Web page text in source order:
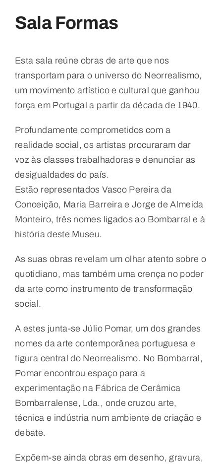
Sala Formas
Esta sala reúne obras de arte que nos
transportam para o universo do Neorrealismo,
um movimento artístico e cultural que ganhou
força em Portugal a partir da década de 1940.
Profundamente comprometidos com a
realidade social, os artistas procuraram dar
voz às classes trabalhadoras e denunciar as
desigualdades do país.
Estão representados Vasco Pereira da
Conceição, Maria Barreira e Jorge de Almeida
Monteiro, três nomes ligados ao Bombarral e à
história deste Museu.
As suas obras revelam um olhar atento sobre o
quotidiano, mas também uma crença no poder
da arte como instrumento de transformação
social.
A estes junta-se Júlio Pomar, um dos grandes
nomes da arte contemporânea portuguesa e
figura central do Neorrealismo. No Bombarral,
Pomar encontrou espaço para a
experimentação na Fábrica de Cerâmica
Bombarralense, Lda., onde cruzou arte,
técnica e indústria num ambiente de criação e
debate.
Expõem-se ainda obras em desenho, gravura,